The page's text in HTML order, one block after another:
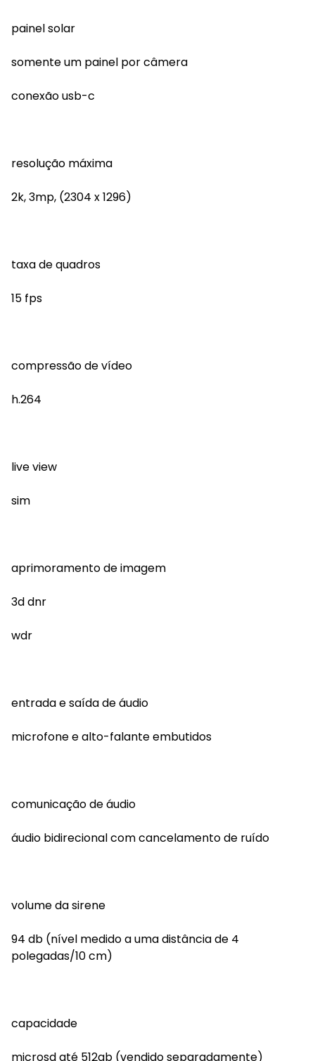
painel solar
somente um painel por câmera
conexão usb-c
resolução máxima
2k, 3mp, (2304 x 1296)
taxa de quadros
15 fps
compressão de vídeo
h.264
live view
sim
aprimoramento de imagem
3d dnr
wdr
entrada e saída de áudio
microfone e alto-falante embutidos
comunicação de áudio
áudio bidirecional com cancelamento de ruído
volume da sirene
94 db (nível medido a uma distância de 4
polegadas/10 cm)
capacidade
microsd até 512gb (vendido separadamente)